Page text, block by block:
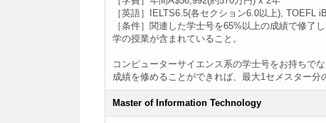
［英語］IELTS6.5(各セクション6.0以上), TOEFL
［条件］関連した学士号を65%以上の成績で修了
学の授業が含まれていること。
コンピューターサイエンス系の学士号をお持ちで
成績を修めることができれば、最大1セメスター
Master of Information Technology